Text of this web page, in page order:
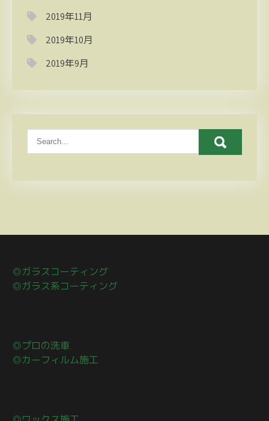
2019年11月
2019年10月
2019年9月
◎ガラスコーティング
◎ガラス系コーティング
◎プロの洗車
◎カーフィルム施工